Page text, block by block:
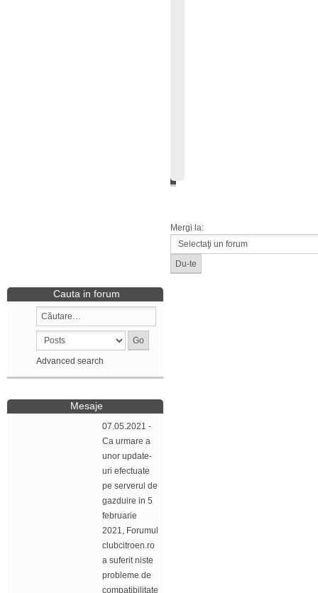
Mergi la:
Cauta in forum
Advanced search
Mesaje
07.05.2021 -
Ca urmare a
unor update-
uri efectuate
pe serverul de
gazduire in 5
februarie
2021, Forumul
clubcitroen.ro
a suferit niste
probleme de
compatibilitate